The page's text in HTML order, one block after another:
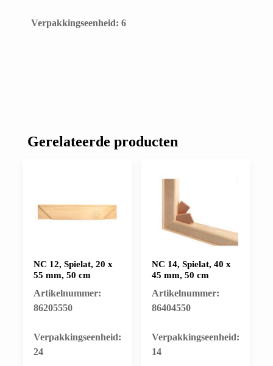
​Verpakkingseenheid: 6
Gerelateerde producten
NC 12, Spielat, 20 x
55 mm, 50 cm
Artikelnummer:
86205550
​Verpakkingseenheid:
24
NC 14, Spielat, 40 x
45 mm, 50 cm
Artikelnummer:
86404550
​Verpakkingseenheid:
14